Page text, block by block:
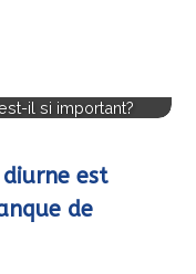
il si important?
est
de